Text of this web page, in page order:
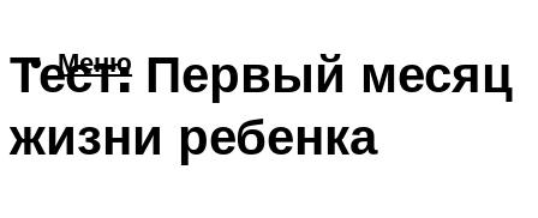
Меню
Тест: Первый месяц
жизни ребенка